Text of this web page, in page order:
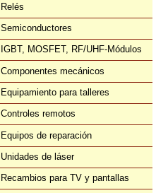
Relés
Semiconductores
IGBT, MOSFET, RF/UHF-Módulos
Componentes mecánicos
Equipamiento para talleres
Controles remotos
Equipos de reparación
Unidades de láser
Recambios para TV y pantallas